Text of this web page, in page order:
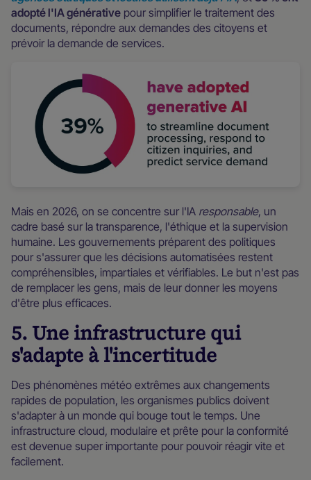
adopté l'IA générative pour simplifier le traitement des
documents, répondre aux demandes des citoyens et
prévoir la demande de services.
Mais en 2026, on se concentre sur l'IA responsable, un
cadre basé sur la transparence, l'éthique et la supervision
humaine. Les gouvernements préparent des politiques
pour s'assurer que les décisions automatisées restent
compréhensibles, impartiales et vérifiables. Le but n'est pas
de remplacer les gens, mais de leur donner les moyens
d'être plus efficaces.
5. Une infrastructure qui
s'adapte à l'incertitude
Des phénomènes météo extrêmes aux changements
rapides de population, les organismes publics doivent
s'adapter à un monde qui bouge tout le temps. Une
infrastructure cloud, modulaire et prête pour la conformité
est devenue super importante pour pouvoir réagir vite et
facilement.